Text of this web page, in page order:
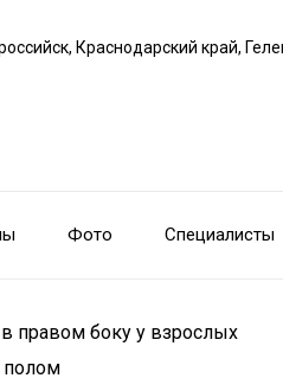
Краснодарский край,
Фото Специалисты
правом боку у взрослых
полом